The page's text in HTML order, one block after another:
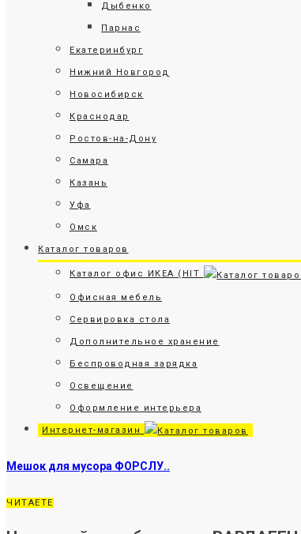
Дыбенко
Парнас
Екатеринбург
Нижний Новгород
Новосибирск
Краснодар
Ростов-на-Дону
Самара
Казань
Уфа
Омск
Каталог товаров
Каталог офис ИКЕА (HIT
Офисная мебель
Сервировка стола
Дополнительное хранение
Беспроводная зарядка
Освещение
Оформление интерьера
Интернет-магазин
Мешок для мусора ФОРСЛУ..
ЧИТАЕТЕ